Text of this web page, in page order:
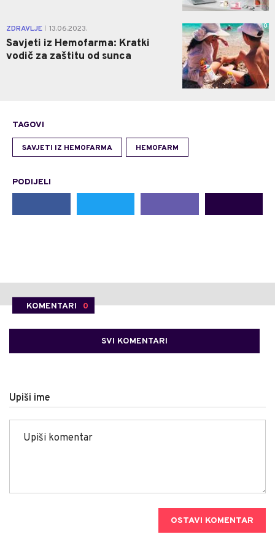
ZDRAVLJE 13.06.2023.
Savjeti iz Hemofarma: Kratki
vodič za zaštitu od sunca
0
TAGOVI
SAVJETI IZ HEMOFARMA HEMOFARM
PODIJELI
KOMENTARI 0
SVI KOMENTARI
Upiši ime
OSTAVI KOMENTAR